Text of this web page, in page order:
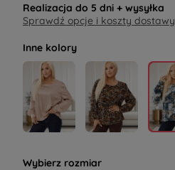
Realizacja do 5 dni + wysyłka
Sprawdź opcje i koszty dostawy
Inne kolory
Wybierz rozmiar